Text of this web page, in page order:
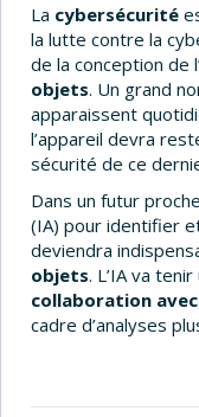
La cybersécurité
la lutte contre la
de la conception de
objets. Un grand
apparaissent
l’appareil devra
sécurité de ce
Dans un futur
(IA) pour identifier
deviendra
objets. L’IA va
collaboration avec
cadre d’analyses